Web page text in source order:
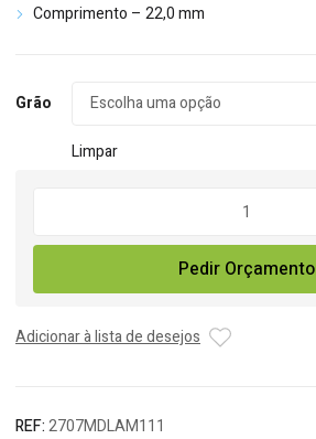
Comprimento – 22,0 mm
Grão
Limpar
Disco
Zircónio
Pedir Orçamento
Adicionar à lista de desejos
REF:2707MDLAM111